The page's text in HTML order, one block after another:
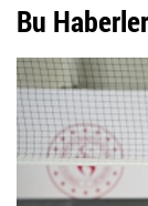
Bu